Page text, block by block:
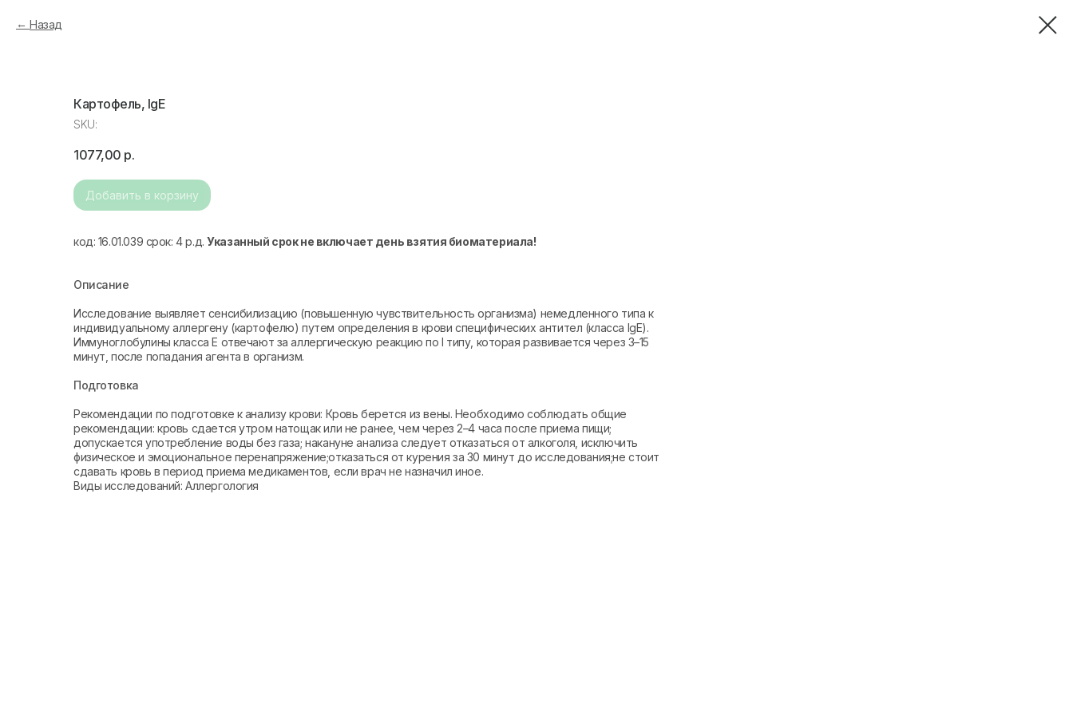
Назад
Картофель, IgE
SKU:
1077,00 р.
Добавить в корзину
код: 16.01.039 срок: 4 р.д.Указанный срок не включает день взятия биоматериала!
Описание
Исследование выявляет сенсибилизацию (повышенную чувствительность организма) немедленного типа к
индивидуальному аллергену (картофелю) путем определения в крови специфических антител (класса IgE).
Иммуноглобулины класса Е отвечают за аллергическую реакцию по I типу, которая развивается через 3–15
минут, после попадания агента в организм.
Подготовка
Рекомендации по подготовке к анализу крови: Кровь берется из вены. Необходимо соблюдать общие
рекомендации: кровь сдается утром натощак или не ранее, чем через 2–4 часа после приема пищи;
допускается употребление воды без газа; накануне анализа следует отказаться от алкоголя, исключить
физическое и эмоциональное перенапряжение;отказаться от курения за 30 минут до исследования;не стоит
сдавать кровь в период приема медикаментов, если врач не назначил иное.
Виды исследований: Аллергология